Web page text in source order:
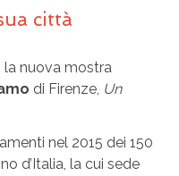
città
la nuova mostra
di Firenze, Un
nel 2015 dei 150
d’Italia, la cui sede